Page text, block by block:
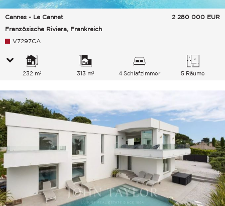
Cannes - Le Cannet
Französische Riviera, Frankreich
2 280 000 EUR
V7297CA
232 m² 313 m² 4 Schlafzimmer 5 Räume